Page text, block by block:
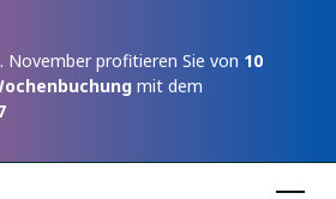
November profitieren Sie von 10
mit dem